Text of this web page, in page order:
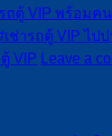
ถตู้ VIP พร้อมค
เช่ารถตู้ VIP ไป
VIP Leave a